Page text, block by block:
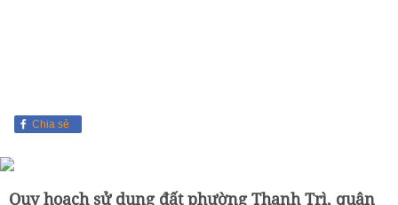
Chia sẻ
Quy hoạch sử dụng đất phường Thanh Trì, quận